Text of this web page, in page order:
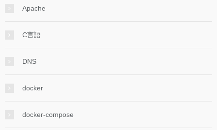
Apache
C言語
DNS
docker
docker-compose